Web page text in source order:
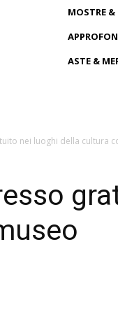
MOSTRE &
ASTE &
nei luoghi della cultura